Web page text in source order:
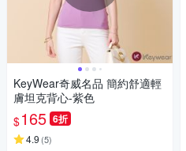
KeyWear奇威名品 簡約舒適輕
膚坦克背心-紫色
$165 6折
4.9 (5)